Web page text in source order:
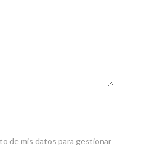
de mis datos para gestionar